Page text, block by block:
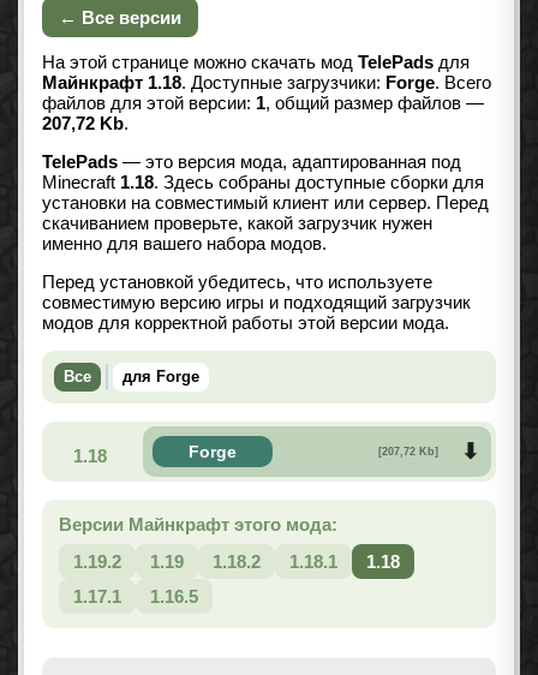
← Все версии
На этой странице можно скачать мод TelePads для
Майнкрафт 1.18. Доступные загрузчики: Forge. Всего
файлов для этой версии: 1, общий размер файлов —
207,72 Kb.
TelePads — это версия мода, адаптированная под
Minecraft 1.18. Здесь собраны доступные сборки для
установки на совместимый клиент или сервер. Перед
скачиванием проверьте, какой загрузчик нужен
именно для вашего набора модов.
Перед установкой убедитесь, что используете
совместимую версию игры и подходящий загрузчик
модов для корректной работы этой версии мода.
Все для Forge
1.18 Forge [207,72 Kb]
Версии Майнкрафт этого мода:
1.19.2
1.19 1.18.2 1.18.1
1.18
1.17.1
1.16.5